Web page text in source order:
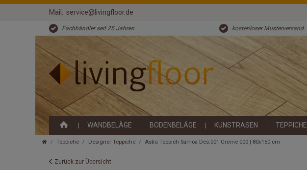
Mail: service@livingfloor.de
Fachhändler seit 25 Jahren kostenloser Musterversand
WANDBELÄGE BODENBELÄGE KUNSTRASEN TEPPICHE
Teppiche Designer Teppiche Astra Teppich Samoa Des.001 Creme 000 | 80x150 cm
Zurück zur Übersicht